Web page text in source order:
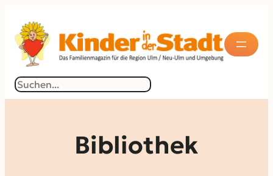
Suchen
Bibliothek